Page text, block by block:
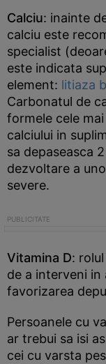
Calciu: inainte
calciu este
specialist
este indicata
element: litiaza
Carbonatul de
formele cele
calciului in
sa depaseasca
dezvoltare a
severe.
Vitamina D:
de a interveni in
favorizarea
Persoanele cu
ar trebui sa isi
cei cu varsta